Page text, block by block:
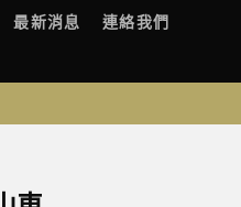
最新消息 連絡我們